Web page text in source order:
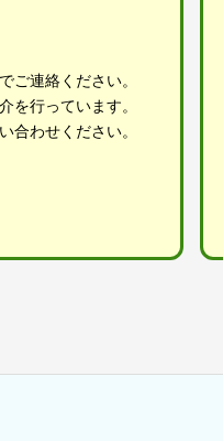
ご連絡ください。
を行っています。
合わせください。